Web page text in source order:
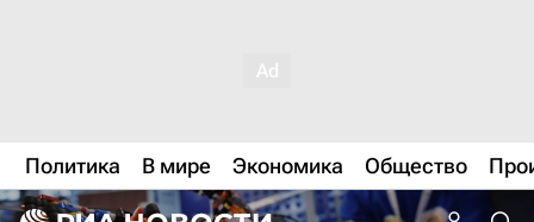
Политика В мире Экономика Общество